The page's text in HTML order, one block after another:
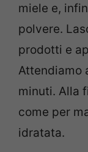
miele e,
polvere.
prodotti e
Attendiamo
minuti. Alla
come per
idratata.